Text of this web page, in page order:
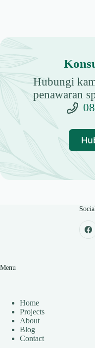
Hubungi
penawaran
Menu
Home
Projects
About
Blog
Contact